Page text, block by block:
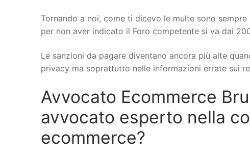
Tornando a noi, come ti dicevo le multe sono
per non aver indicato il Foro competente si va dai
Le sanzioni da pagare diventano ancora più alte
privacy ma soprattutto nelle informazioni errate sui
Avvocato Ecommerce
avvocato esperto nella
ecommerce?